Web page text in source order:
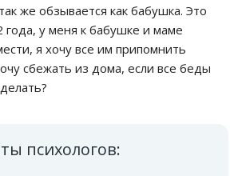
же обзывается как бабушка. Это
года, у меня к бабушке и маме
я хочу все им припомнить
сбежать из дома, если все беды
психологов: